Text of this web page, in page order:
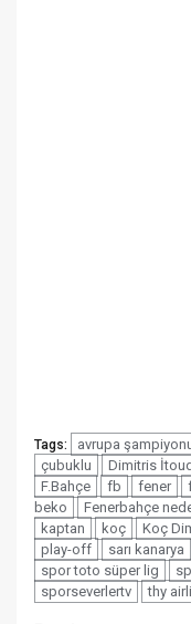
Tags: avrupa
çubuklu
Dimitris
F.Bahçe
fb fener
beko
Fenerbahçe
kaptan
koç Koç
play-off
sarı kanarya
spor toto süper lig
sporseverlertv
thy